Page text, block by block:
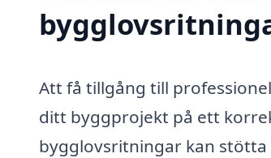
Att få tillgång till
ditt byggprojekt på ett
bygglovsritningar kan